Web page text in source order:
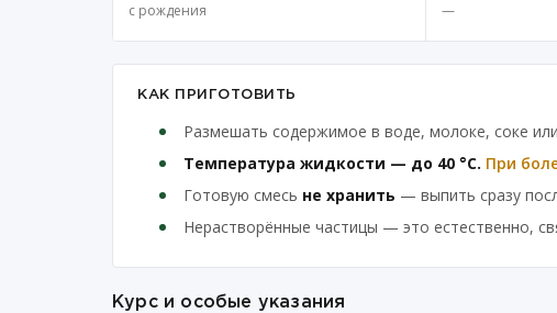
с рождения —
КАК ПРИГОТОВИТЬ
Размешать содержимое в воде, молоке, соке
Температура жидкости — до 40 °C. При
Готовую смесь не хранить — выпить сразу
Нерастворённые частицы — это естественно,
Курс и особые указания